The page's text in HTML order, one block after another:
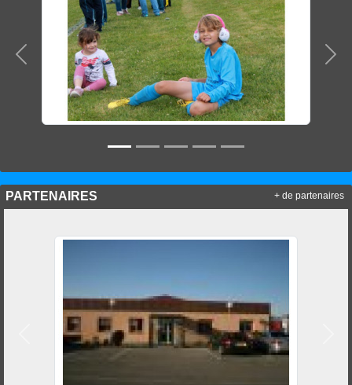
Précedent
PARTENAIRES
Précedent
+ de partenaires